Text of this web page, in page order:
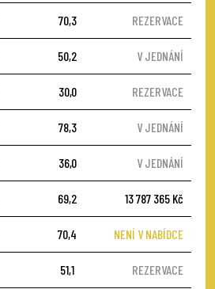
70,3 REZERVACE
50,2 V JEDNÁNÍ
30,0 REZERVACE
78,3 V JEDNÁNÍ
36,0 V JEDNÁNÍ
69,2 13 787 365 Kč
70,4 NENÍ V NABÍDCE
51,1 REZERVACE